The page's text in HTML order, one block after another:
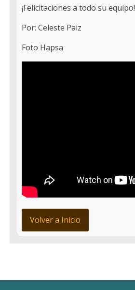
¡Felicitaciones a todo su equipo!
Por: Celeste Paiz
Foto Hapsa
Volver a Inicio